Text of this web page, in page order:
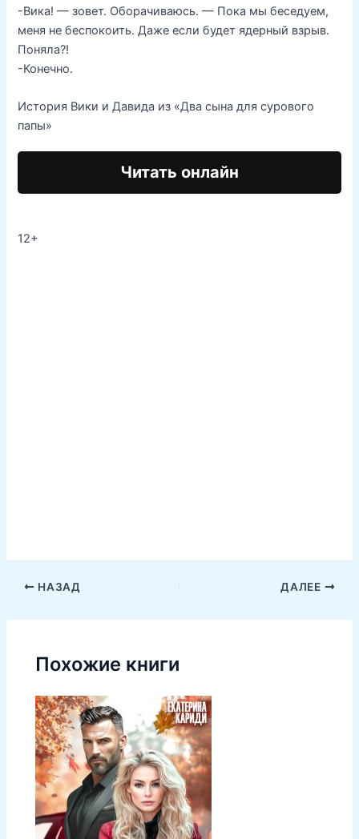
-Вика! — зовет. Оборачиваюсь. — Пока мы беседуем,
меня не беспокоить. Даже если будет ядерный взрыв.
Поняла?!
-Конечно.
История Вики и Давида из «Два сына для сурового
папы»
Читать онлайн
12+
НАЗАД ДАЛЕЕ
Похожие книги